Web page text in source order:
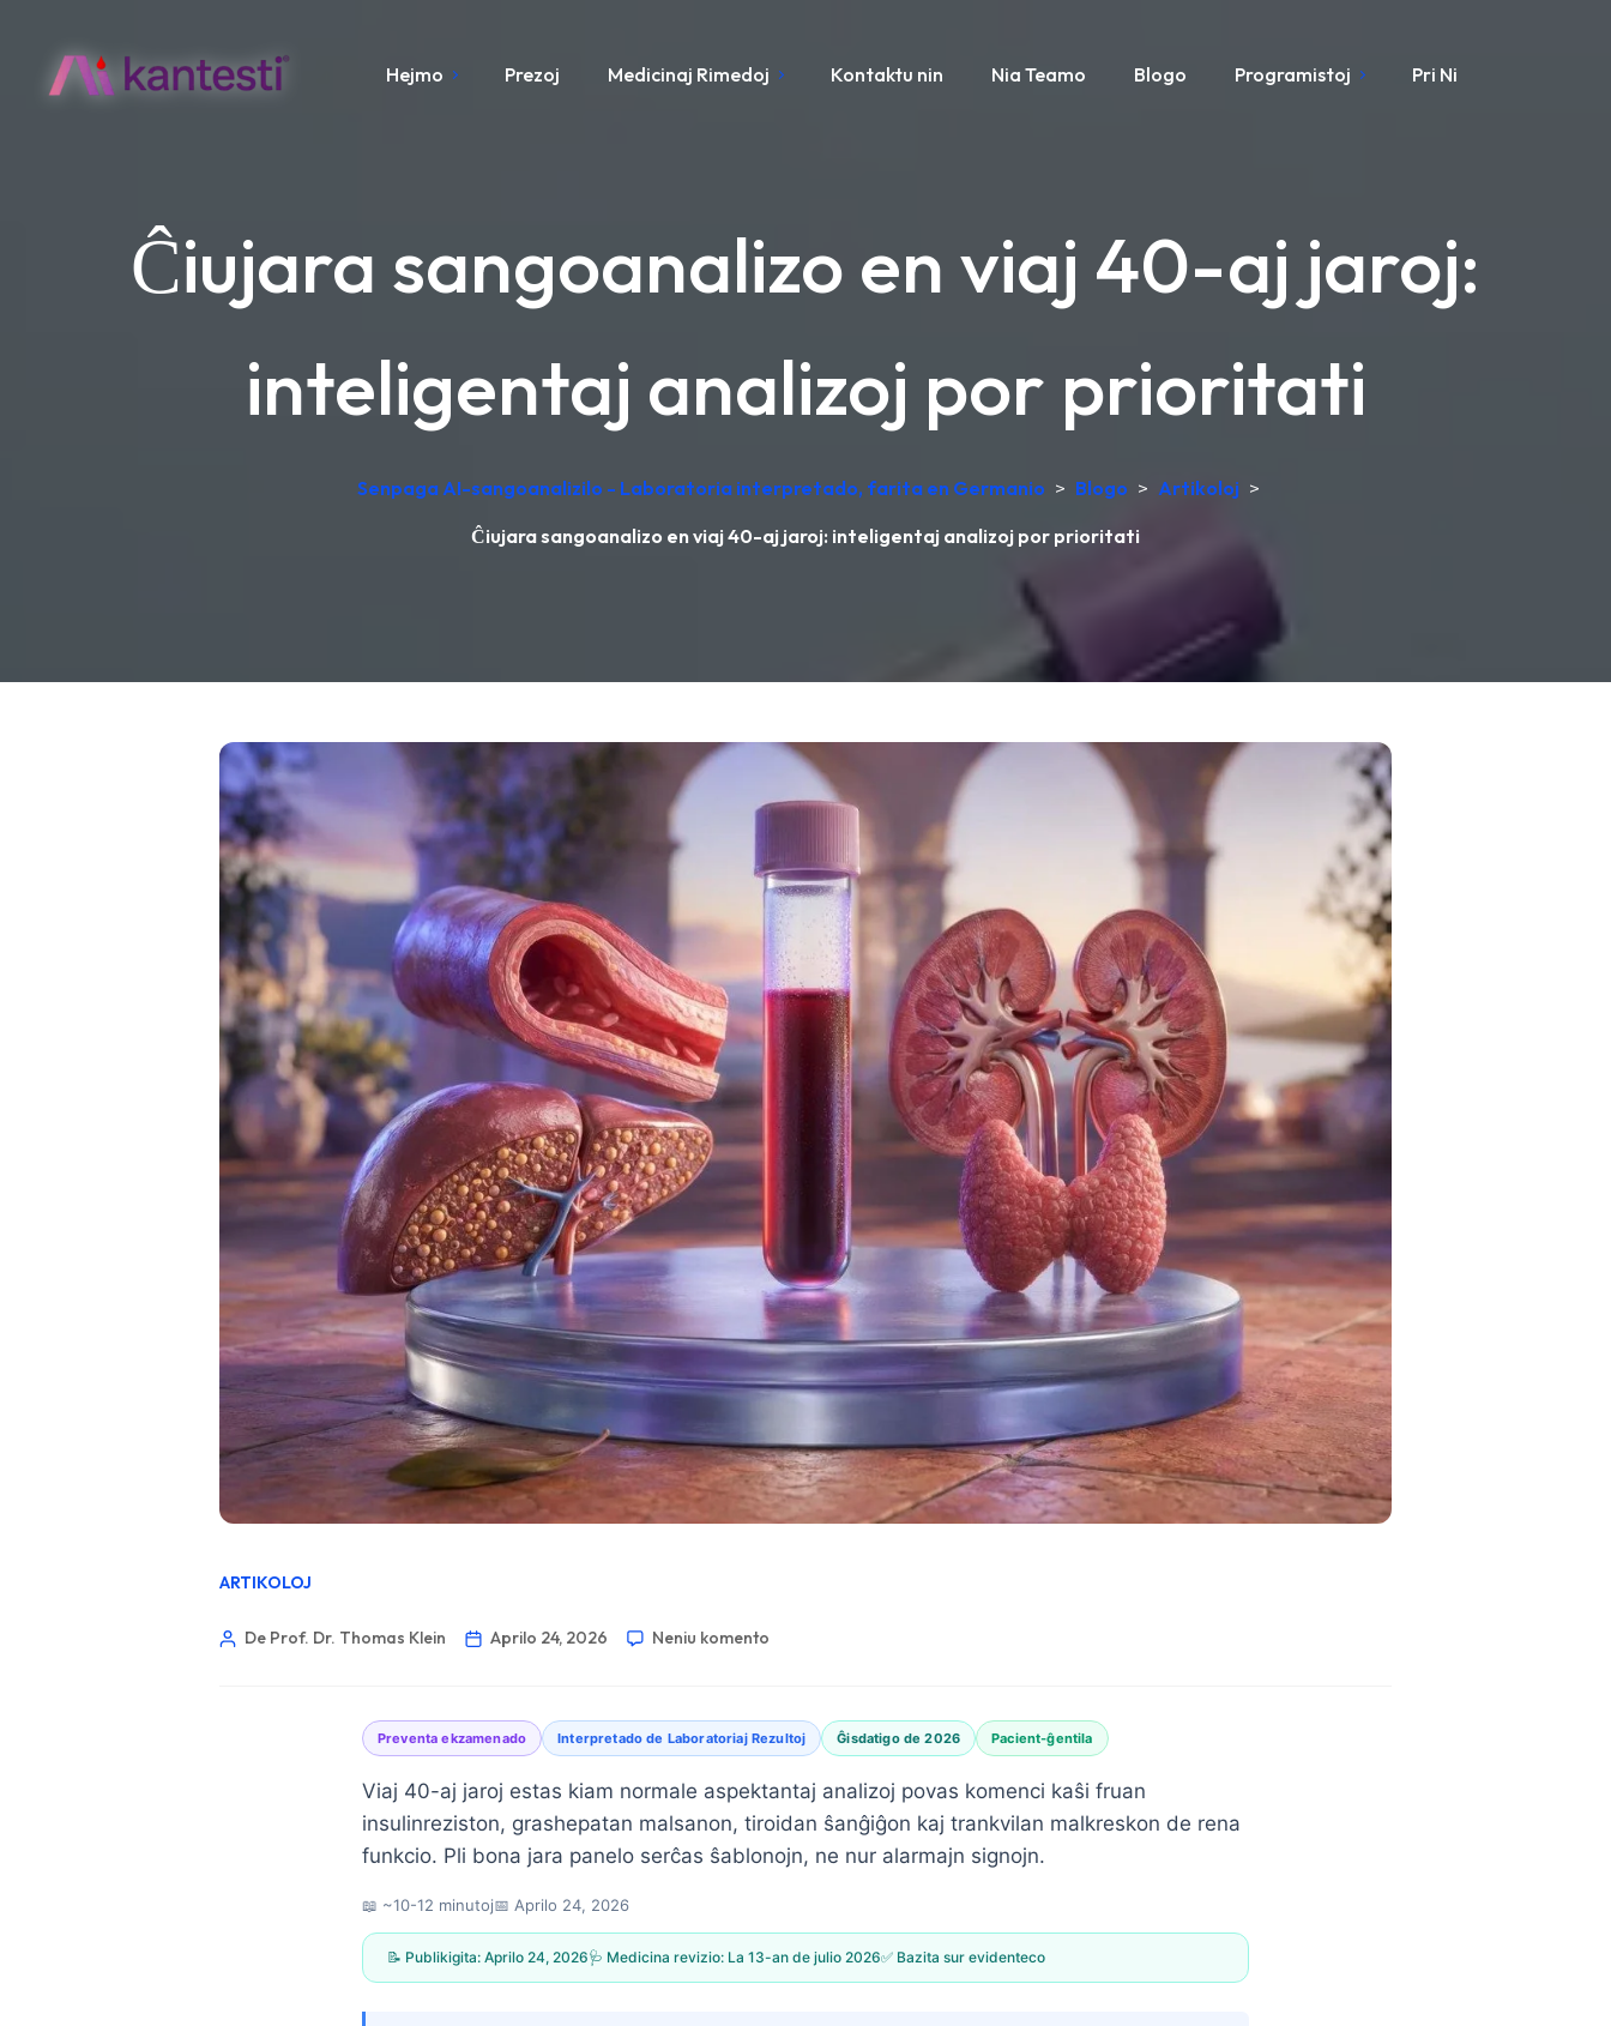
Hejmo Prezoj Medicinaj Rimedoj Kontaktu nin Nia Teamo Blogo Programistoj Pri Ni
Ĉiujara sangoanalizo en viaj 40-aj jaroj:
inteligentaj analizoj por prioritati
Senpaga AI-sangoanalizilo - Laboratoria interpretado, farita en Germanio > Blogo > Artikoloj >
Ĉiujara sangoanalizo en viaj 40-aj jaroj: inteligentaj analizoj por prioritati
ARTIKOLOJ
De Prof. Dr. Thomas Klein Aprilo 24, 2026 Neniu komento
Preventa ekzamenado Interpretado de Laboratoriaj Rezultoj Ĝisdatigo de 2026 Pacient-ĝentila
Viaj 40-aj jaroj estas kiam normale aspektantaj analizoj povas komenci kaŝi fruan
insulinreziston, grashepatan malsanon, tiroidan ŝanĝiĝon kaj trankvilan malkreskon de rena
funkcio. Pli bona jara panelo serĉas ŝablonojn, ne nur alarmajn signojn.
📖 ~10-12 minutoj📅 Aprilo 24, 2026
📝 Publikigita: Aprilo 24, 2026🩺 Medicina revizio: La 13-an de julio 2026✅ Bazita sur evidenteco